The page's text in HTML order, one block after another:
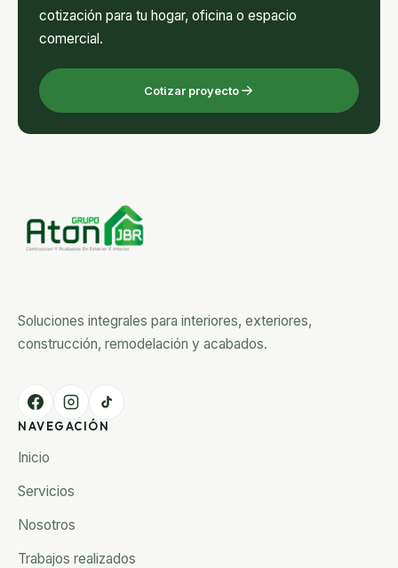
cotización para tu hogar, oficina o espacio
comercial.
Cotizar proyecto
Soluciones integrales para interiores, exteriores,
construcción, remodelación y acabados.
NAVEGACIÓN
Inicio
Servicios
Nosotros
Trabajos realizados